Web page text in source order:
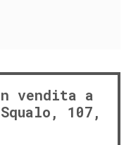
vendita a
107,